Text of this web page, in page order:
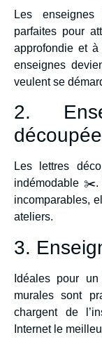
Les
parfaites pour
approfondie et à
enseignes
veulent se
2.
Les lettres
indémodable ✂️.
incomparables,
ateliers.
3.
Idéales pour
murales sont
chargent de
Internet le